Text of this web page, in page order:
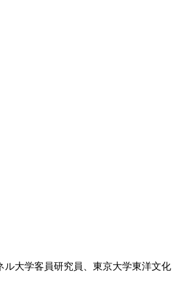
大学客員研究員、東京大学東洋文化